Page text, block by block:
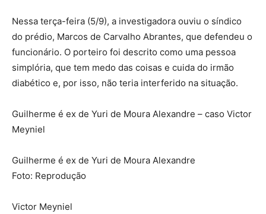
Nessa terça-feira (5/9), a investigadora ouviu o síndico
do prédio, Marcos de Carvalho Abrantes, que defendeu o
funcionário. O porteiro foi descrito como uma pessoa
simplória, que tem medo das coisas e cuida do irmão
diabético e, por isso, não teria interferido na situação.
Guilherme é ex de Yuri de Moura Alexandre – caso Victor
Meyniel
Guilherme é ex de Yuri de Moura Alexandre
Foto: Reprodução
Victor Meyniel